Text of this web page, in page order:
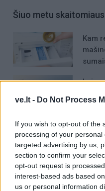
ve.lt - Do Not Process
If you wish to opt-out of the
processing of your
targeted advertising by us,
section to confirm your
opt-out request is
interest-based ads based
us or personal information
Šiuo metu
Kam
Laive
Išėjo